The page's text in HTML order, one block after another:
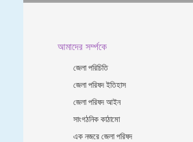
আমাদের সর্ম্পকে
জেলা পরিচিতি
জেলা পরিষদ ইতিহাস
জেলা পরিষদ আইন
সাংগঠনিক কাঠামো
এক নজরে জেলা পরিষদ